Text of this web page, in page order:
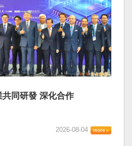
同研發 深化合作
2026-08-04